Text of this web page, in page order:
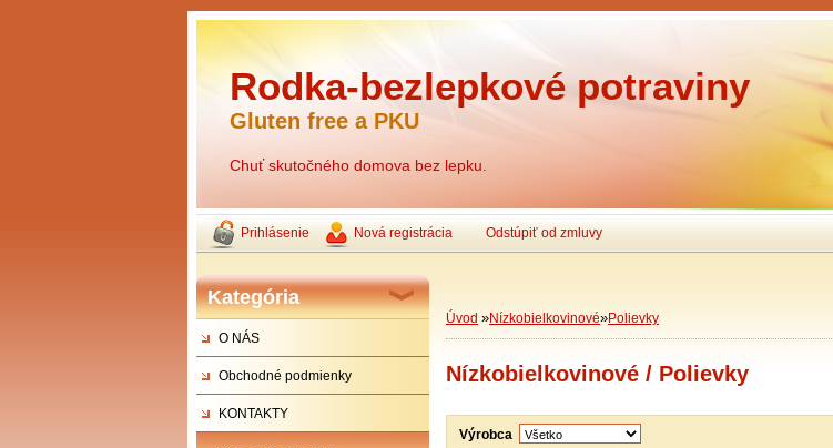
Rodka-bezlepkové potraviny
Gluten free a PKU
Chuť skutočného domova bez lepku.
Prihlásenie Nová registrácia Odstúpiť od zmluvy
Kategória
O NÁS
Obchodné podmienky
KONTAKTY
Úvod »Nízkobielkovinové»Polievky
Nízkobielkovinové / Polievky
Výrobca